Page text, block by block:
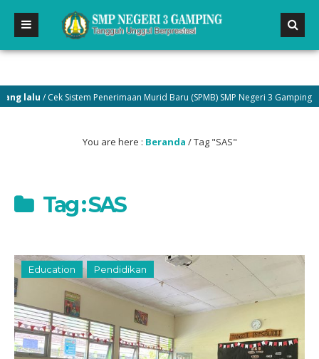
lalu/ Cek Sistem Penerimaan Murid Baru (SPMB) SMP Negeri 3 Gamping di
You are here : Beranda /Tag "SAS"
Tag : SAS
Education Pendidikan